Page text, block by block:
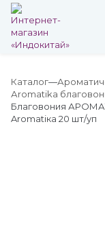
Каталог
Аromatika
Благовония
Aromatiкa 20 шт/уп